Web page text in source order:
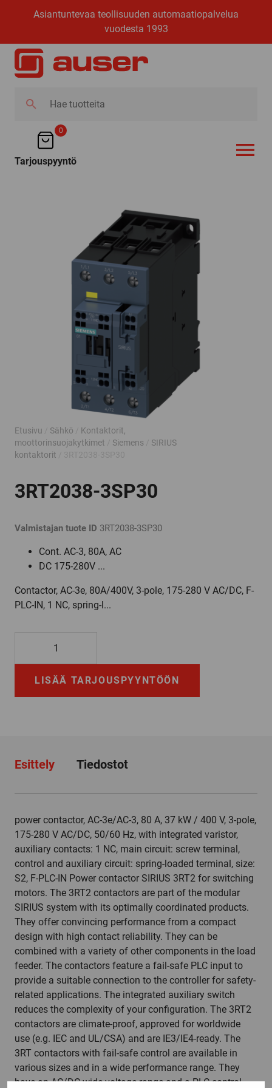
Asiantuntevaa teollisuuden automaatiopalvelua
vuodesta 1993
tuotteita
0
Tarjouspyyntö
Etusivu Sähkö
Kontaktorit,
moottorinsuojakytkimet
Siemens
SIRIUS
kontaktorit
3RT2038-3SP30
Valmistajan tuote ID 3RT2038-3SP30
Cont. AC-3, 80A, AC
DC 175-280V ...
Contactor, AC-3e, 80A/400V, 3-pole, 175-280 V AC/DC, F-
PLC-IN, 1 NC, spring-l...
määrä
LISÄÄ TARJOUSPYYNTÖÖN
Esittely Tiedostot
power contactor, AC-3e/AC-3, 80 A, 37 kW / 400 V, 3-pole,
175-280 V AC/DC, 50/60 Hz, with integrated varistor,
auxiliary contacts: 1 NC, main circuit: screw terminal,
control and auxiliary circuit: spring-loaded terminal, size:
S2, F-PLC-IN Power contactor SIRIUS 3RT2 for switching
motors. The 3RT2 contactors are part of the modular
SIRIUS system with its optimally coordinated products.
They offer convincing performance from a compact
design with high contact reliability. They can be
combined with a variety of other components in the load
feeder. The contactors feature a fail-safe PLC input to
provide a suitable connection to the controller for safety-
related applications. The integrated auxiliary switch
reduces the complexity of your configuration. The 3RT2
contactors are climate-proof, approved for worldwide
use (e.g. IEC and UL/CSA) and are IE3/IE4-ready. The
3RT contactors with fail-safe control are available in
various sizes and in a wide performance range. They
have an AC/DC wide voltage range and a PLC control